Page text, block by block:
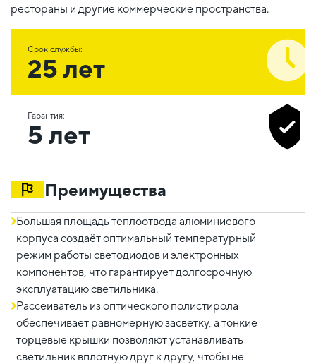
рестораны и другие коммерческие пространства.
Срок службы:
25 лет
Гарантия:
5 лет
Преимущества
Большая площадь теплоотвода алюминиевого
корпуса создаёт оптимальный температурный
режим работы светодиодов и электронных
компонентов, что гарантирует долгосрочную
эксплуатацию светильника.
Рассеиватель из оптического полистирола
обеспечивает равномерную засветку, а тонкие
торцевые крышки позволяют устанавливать
светильник вплотную друг к другу, чтобы не